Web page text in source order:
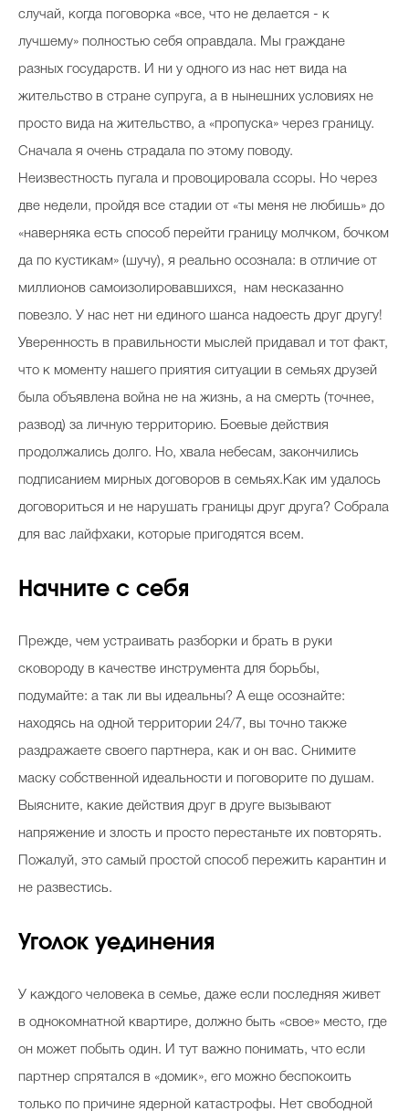
случай, когда поговорка «все, что не делается - к
лучшему» полностью себя оправдала. Мы граждане
разных государств. И ни у одного из нас нет вида на
жительство в стране супруга, а в нынешних условиях не
просто вида на жительство, а «пропуска» через границу.
Сначала я очень страдала по этому поводу.
Неизвестность пугала и провоцировала ссоры. Но через
две недели, пройдя все стадии от «ты меня не любишь» до
«наверняка есть способ перейти границу молчком, бочком
да по кустикам» (шучу), я реально осознала: в отличие от
миллионов самоизолировавшихся, нам несказанно
повезло. У нас нет ни единого шанса надоесть друг другу!
Уверенность в правильности мыслей придавал и тот факт,
что к моменту нашего приятия ситуации в семьях друзей
была объявлена война не на жизнь, а на смерть (точнее,
развод) за личную территорию. Боевые действия
продолжались долго. Но, хвала небесам, закончились
подписанием мирных договоров в семьях.Как им удалось
договориться и не нарушать границы друг друга? Собрала
для вас лайфхаки, которые пригодятся всем.
Начните с себя
Прежде, чем устраивать разборки и брать в руки
сковороду в качестве инструмента для борьбы,
подумайте: а так ли вы идеальны? А еще осознайте:
находясь на одной территории 24/7, вы точно также
раздражаете своего партнера, как и он вас. Снимите
маску собственной идеальности и поговорите по душам.
Выясните, какие действия друг в друге вызывают
напряжение и злость и просто перестаньте их повторять.
Пожалуй, это самый простой способ пережить карантин и
не развестись.
Уголок уединения
У каждого человека в семье, даже если последняя живет
в однокомнатной квартире, должно быть «свое» место, где
он может побыть один. И тут важно понимать, что если
партнер спрятался в «домик», его можно беспокоить
только по причине ядерной катастрофы. Нет свободной